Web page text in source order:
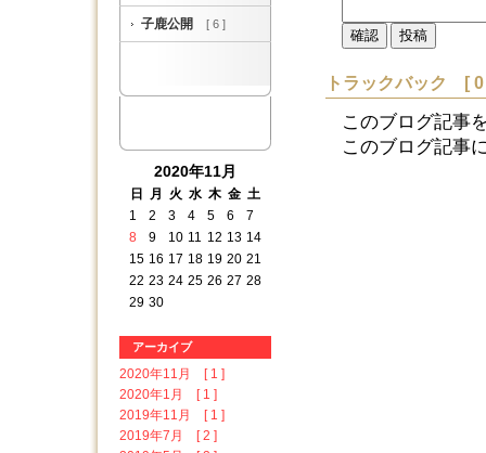
子鹿公開 [ 6 ]
2020年11月
日 月 火 水 木 金 土
1
2 3 4 5 6
7
8
9 10 11 12 13 14
15 16 17 18 19 20 21
22 23 24 25 26 27 28
29 30
アーカイブ
2020年11月 [ 1 ]
2020年1月 [ 1 ]
2019年11月 [ 1 ]
2019年7月 [ 2 ]
トラックバック [
このブログ記事
このブログ記事